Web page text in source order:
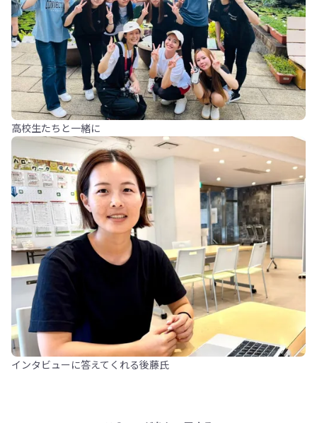
高校生たちと一緒に
インタビューに答えてくれる後藤氏